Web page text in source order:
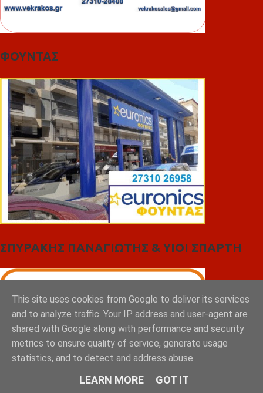
ΦΟΥΝΤΑΣ
ΣΠΥΡΑΚΗΣ ΠΑΝΑΓΙΩΤΗΣ & YIOI ΣΠΑΡΤΗ
This site uses cookies from Google to deliver its services
and to analyze traffic. Your IP address and user-agent are
shared with Google along with performance and security
metrics to ensure quality of service, generate usage
statistics, and to detect and address abuse.
LEARN MORE GOT IT